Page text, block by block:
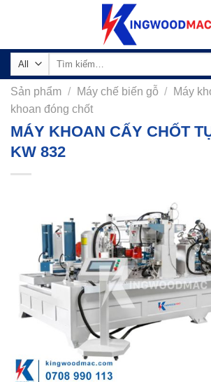
Tìm
Sản phẩm / Máy chế biến gỗ / Máy
khoan đóng chốt
MÁY KHOAN CẤY CHỐT
KW 832